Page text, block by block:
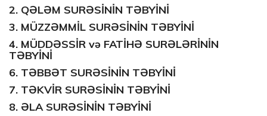
2. QƏLƏM SURƏSİNİN TƏBYİNİ
3. MÜZZƏMMİL SURƏSİNİN TƏBYİNİ
4. MÜDDƏSSİR və FATİHƏ SURƏLƏRİNİN
TƏBYİNİ
6. TƏBBƏT SURƏSİNİN TƏBYİNİ
7. TƏKVİR SURƏSİNİN TƏBYİNİ
8. ƏLA SURƏSİNİN TƏBYİNİ